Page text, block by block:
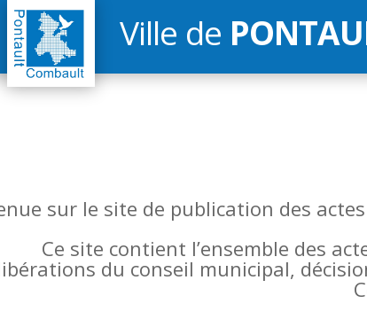
Ville de
sur le site de publication des
Ce site contient l’ensemble des
du conseil municipal,